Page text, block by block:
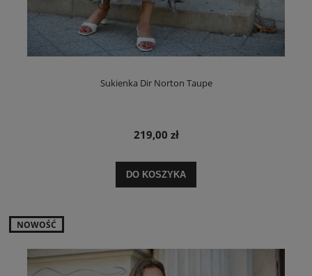
Sukienka Dir Norton Taupe
219,00 zł
DO KOSZYKA
NOWOŚĆ